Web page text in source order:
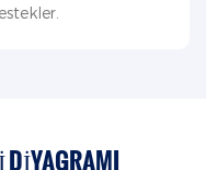
DIYAGRAMI